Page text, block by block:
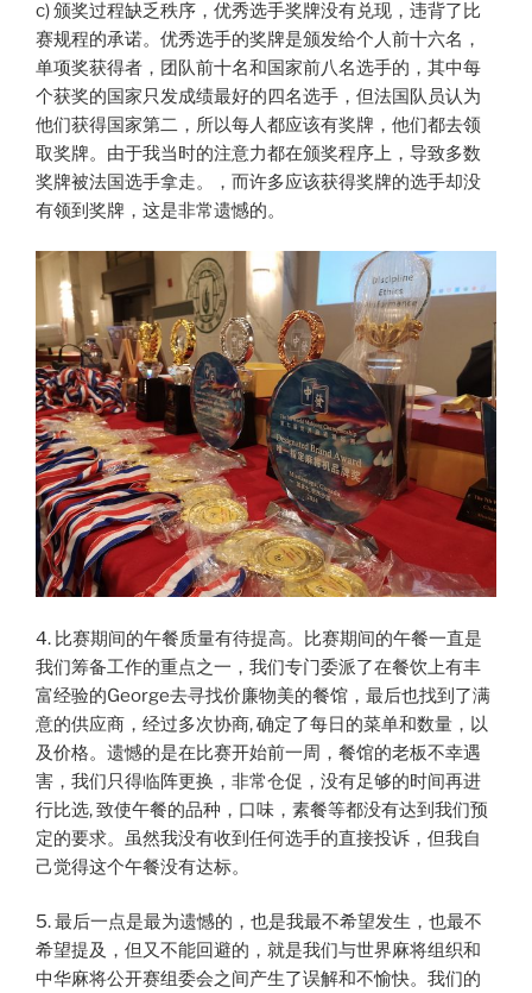
c) 颁奖过程缺乏秩序，优秀选手奖牌没有兑现，违背了比
赛规程的承诺。优秀选手的奖牌是颁发给个人前十六名，
单项奖获得者，团队前十名和国家前八名选手的，其中每
个获奖的国家只发成绩最好的四名选手，但法国队员认为
他们获得国家第二，所以每人都应该有奖牌，他们都去领
取奖牌。由于我当时的注意力都在颁奖程序上，导致多数
奖牌被法国选手拿走。，而许多应该获得奖牌的选手却没
有领到奖牌，这是非常遗憾的。
4. 比赛期间的午餐质量有待提高。比赛期间的午餐一直是
我们筹备工作的重点之一，我们专门委派了在餐饮上有丰
富经验的George去寻找价廉物美的餐馆，最后也找到了满
意的供应商，经过多次协商, 确定了每日的菜单和数量，以
及价格。遗憾的是在比赛开始前一周，餐馆的老板不幸遇
害，我们只得临阵更换，非常仓促，没有足够的时间再进
行比选, 致使午餐的品种，口味，素餐等都没有达到我们预
定的要求。虽然我没有收到任何选手的直接投诉，但我自
己觉得这个午餐没有达标。
5. 最后一点是最为遗憾的，也是我最不希望发生，也最不
希望提及，但又不能回避的，就是我们与世界麻将组织和
中华麻将公开赛组委会之间产生了误解和不愉快。我们的